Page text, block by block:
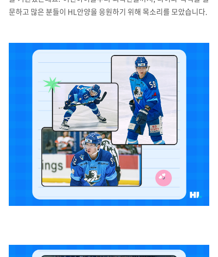
문하고 많은 분들이 HL안양을 응원하기 위해 목소리를 모았습니다.